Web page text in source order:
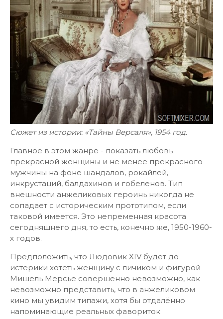
Сюжет из истории: «Тайны Версаля», 1954 год.
Главное в этом жанре - показать любовь
прекрасной женщины и не менее прекрасного
мужчины на фоне шандалов, рокайлей,
инкрустаций, балдахинов и гобеленов. Тип
внешности анжеликовых героинь никогда не
сопадает с историческим прототипом, если
таковой имеется. Это непременная красота
сегодняшнего дня, то есть, конечно же, 1950-1960-
х годов.
Предположить, что Людовик XIV будет до
истерики хотеть женщину с личиком и фигурой
Мишель Мерсье совершенно невозможно, как
невозможно представить, что в анжеликовом
кино мы увидим типажи, хотя бы отдалённо
напоминающие реальных фавориток